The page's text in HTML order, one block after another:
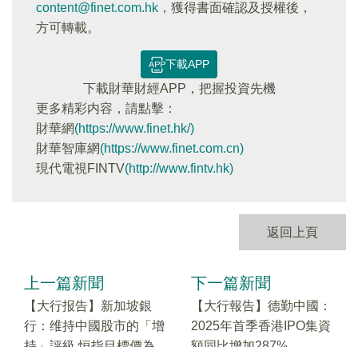
content@finet.com.hk ，獲得書面確認及授權後，
方可轉載。
下載APP
下載財華財經APP，把握投資先機
更多精彩内容，請點擊：
財華網(https://www.finet.hk/)
財華智庫網(https://www.finet.com.cn)
現代電視FINTV(http://www.fintv.hk)
返回上頁
上一篇新聞
【大行报告】新加坡銀
行：维持中國股市的「增
下一篇新聞
【大行報告】德勤中國：
2025年首季香港IPO集資